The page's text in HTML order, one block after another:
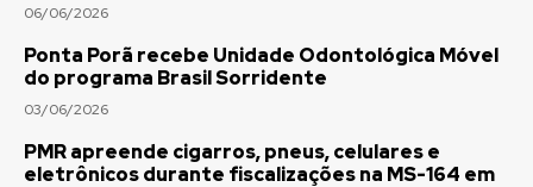
06/06/2026
Ponta Porã recebe Unidade Odontológica Móvel
do programa Brasil Sorridente
03/06/2026
PMR apreende cigarros, pneus, celulares e
eletrônicos durante fiscalizações na MS-164 em